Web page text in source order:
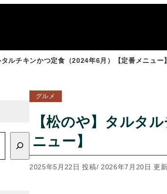
タルチキンかつ定食（2024年6月）【定番メニュー】
グルメ
【松のや】タルタ
ニュー】
2025年5月22日 投稿/ 2026年7月20日 更新